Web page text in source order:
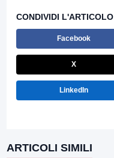
CONDIVIDI L'ARTICOLO
Facebook
X
LinkedIn
ARTICOLI SIMILI